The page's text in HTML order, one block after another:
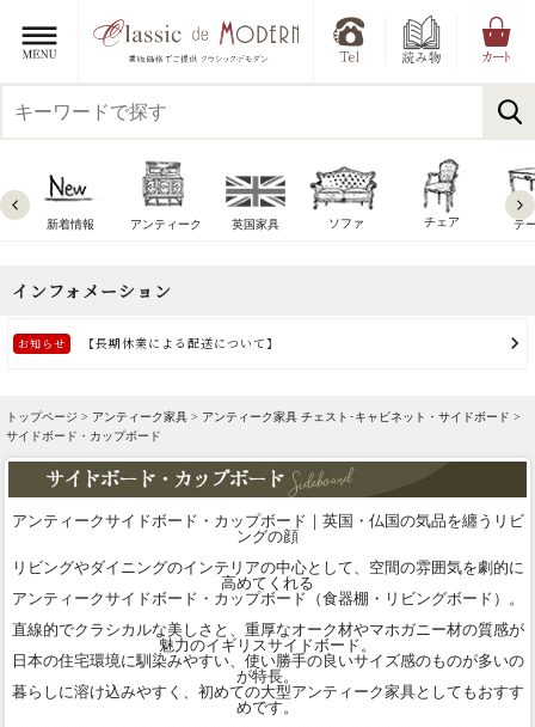
新着情報 アンティーク 英国家具 ソファ チェア テ
トップページ > アンティーク家具 > アンティーク家具 チェスト･キャビネット・サイドボード >
サイドボード・カップボード
アンティークサイドボード・カップボード｜英国・仏国の気品を纏うリビ
ングの顔
リビングやダイニングのインテリアの中心として、空間の雰囲気を劇的に
高めてくれる
アンティークサイドボード・カップボード（食器棚・リビングボード）。
直線的でクラシカルな美しさと、重厚なオーク材やマホガニー材の質感が
魅力のイギリスサイドボード。
日本の住宅環境に馴染みやすい、使い勝手の良いサイズ感のものが多いの
が特長。
暮らしに溶け込みやすく、初めての大型アンティーク家具としてもおすす
めです。